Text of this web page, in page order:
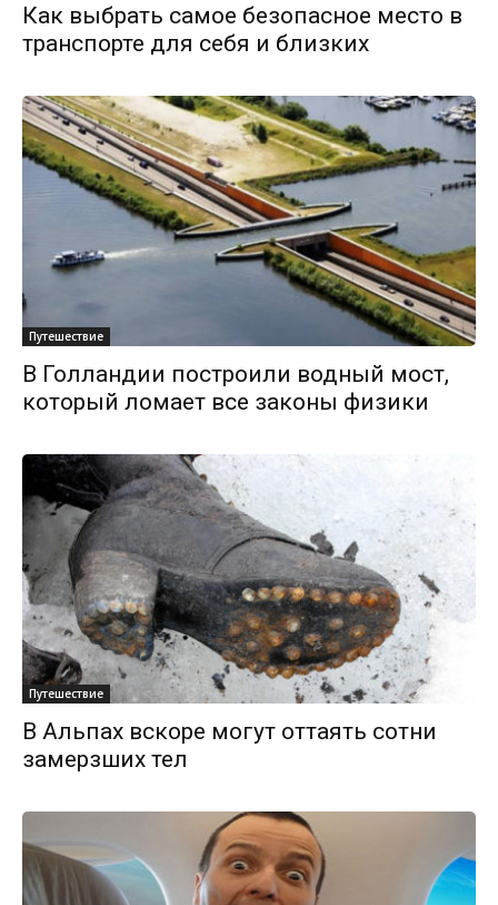
Как выбрать самое безопасное место в
транспорте для себя и близких
Путешествие
В Голландии построили водный мост,
который ломает все законы физики
Путешествие
В Альпах вскоре могут оттаять сотни
замерзших тел